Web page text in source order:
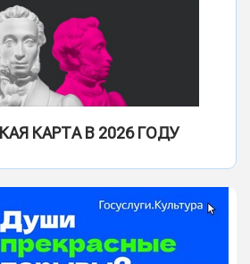
КАРТА В 2026 ГОДУ